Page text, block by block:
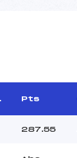
Pts
287.55